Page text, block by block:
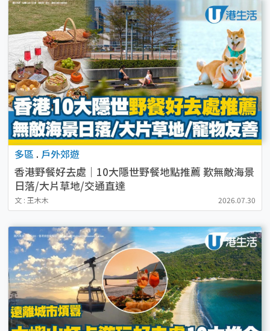
多區 . 戶外郊遊
香港野餐好去處｜10大隱世野餐地點推薦 歎無敵海景
日落/大片草地/交通直達
文 : 王木木 2026.07.30